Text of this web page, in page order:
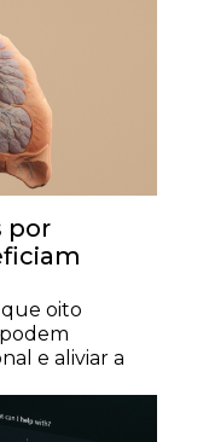
por
que oito
e aliviar a